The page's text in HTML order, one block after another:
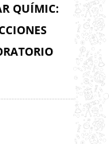
QUÍMIC: